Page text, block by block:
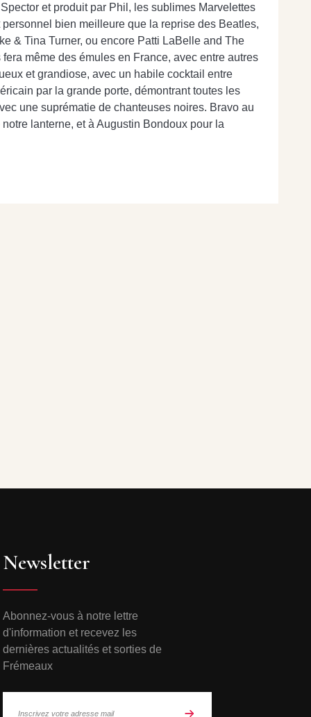
et produit par Phil, les sublimes Marvelettes
bien meilleure que la reprise des Beatles,
& Tina Turner, ou encore Patti LaBelle and The
même des émules en France, avec entre autres
et grandiose, avec un habile cocktail entre
par la grande porte, démontrant toutes les
une suprématie de chanteuses noires. Bravo au
lanterne, et à Augustin Bondoux pour la
Newsletter
Abonnez-vous à notre lettre
d'information et recevez les
dernières actualités et sorties de
Frémeaux